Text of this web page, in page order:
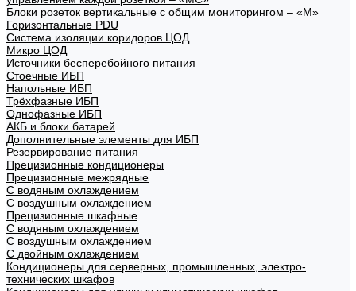
Блоки розеток вертикальные с общим мониторингом – «М»
Горизонтальные PDU
Система изоляции коридоров ЦОД
Микро ЦОД
Источники бесперебойного питания
Стоечные ИБП
Напольные ИБП
Трёхфазные ИБП
Однофазные ИБП
АКБ и блоки батарей
Дополнительные элементы для ИБП
Резервирование питания
Прецизионные кондиционеры
Прецизионные межрядные
С водяным охлаждением
С воздушным охлаждением
Прецизионные шкафные
С водяным охлаждением
С воздушным охлаждением
С двойным охлаждением
Кондиционеры для серверных, промышленных, электро-
технических шкафов